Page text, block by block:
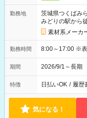
勤務地
茨城県つくばみ
みどりの駅から
素材系メーカ
勤務時間 8:00
期間 2026/9/1～長期
特徴 日払いOK / 履歴
気になる！